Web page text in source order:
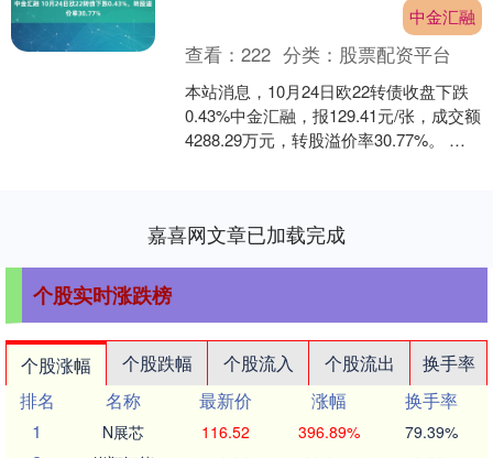
中金汇融
查看：222 分类： 股票配资平台
本站消息，10月24日欧22转债收盘下跌
0.43%中金汇融，报129.41元/张，成交额
4288.29万元，转股溢价率30.77%。 资
嘉喜网文章已加载完成
个股实时涨跌榜
个股涨幅 个股跌幅 个股流入 个股流出
换手率
排名
名称 最新价 涨幅
换手率
1
N展芯 116.52 396.89% 79.39%